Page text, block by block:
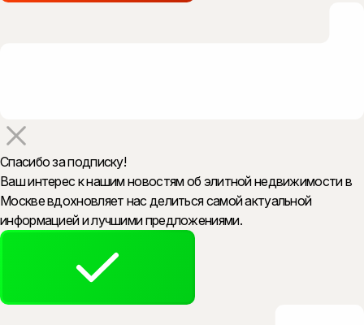
Спасибо за подписку!
Ваш интерес к нашим новостям об элитной недвижимости в
Москве вдохновляет нас делиться самой актуальной
информацией и лучшими предложениями.